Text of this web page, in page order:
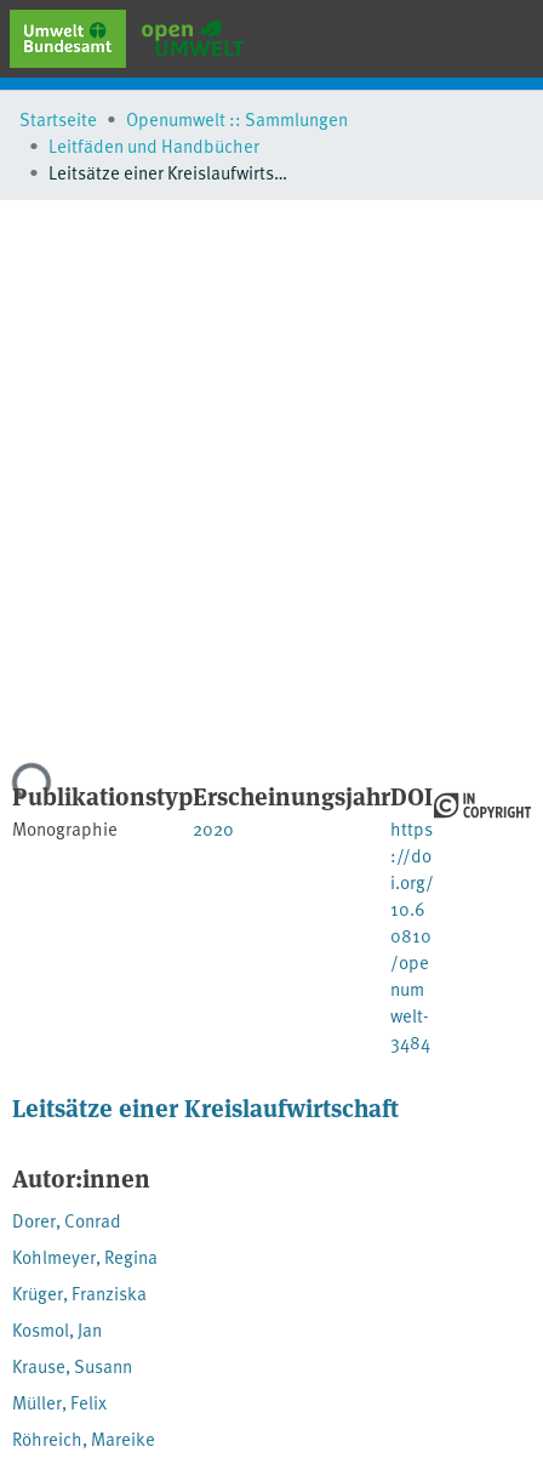
erweiterte Suche
Browse
Sammlungen
Startseite
Openumwelt :: Sammlungen
Leitfäden und Handbücher
Leitsätze einer Kreislaufwirtschaft
Publikationstyp
Monographie
Erscheinungsjahr
2020
DOI
https
://do
i.org/
10.6
0810
/ope
num
welt-
3484
Leitsätze einer Kreislaufwirtschaft
Autor:innen
Dorer, Conrad
Kohlmeyer, Regina
Krüger, Franziska
Kosmol, Jan
Krause, Susann
Müller, Felix
Röhreich, Mareike